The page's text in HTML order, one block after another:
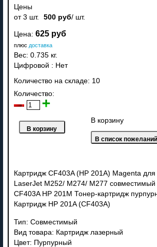
Цены
от 3 шт.
500 руб/ шт.
Цена: 625 руб
плюс доставка
Вес: 0.735 кг.
Цифровой : Нет
Количество на складе: 10
Количество:
В корзину
Картридж CF403A (HP 201A) Magenta
LaserJet M252/ M274/ M277 совместимый
CF403A HP 201M Тонер-картридж
Картридж HP 201A (CF403A)
Тип: Совместимый
Вид товара: Картридж лазерный
Цвет: Пурпурный